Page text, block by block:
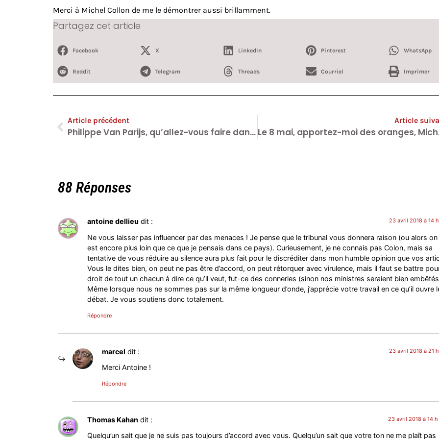
Partagez cet article
Merci à Michel Collon de me le démontrer aussi brillamment.
Facebook X LinkedIn Pinterest WhatsApp
Reddit Telegram Threads Courriel Imprimer
Article précédent
Philippe Van Parijs, qu’allez-vous faire dans la galère conspirationniste de Michel Collon ?
Article
Le 8
88 Réponses
antoine dellieu dit : 23 avril 2018 à 14
Ne vous laisser pas influencer par des menaces ! Je pense que le tribunal vous donnera raison (ou alors on
est encore plus loin que ce que je pensais dans ce pays). Curieusement, je ne connais pas Colon, mais sa
tentative de vous réduire au silence aura plus fait pour le discréditer dans mon humble opinion que vos
Vous le dites bien, on peut ne pas être d’accord, on peut rétorquer avec virulence, mais il faut se battre
droit de tout un chacun à dire ce qu’il veut, fut-ce des conneries (sinon nos ministres seraient bien
Même lorsque nous ne sommes pas sur la même longueur d’onde, j’apprécie votre travail en ce qu’il ouvre
débat. Je vous soutiens donc totalement.
Répondre
marcel dit : 23 avril 2018 à 21
Merci Antoine !
Répondre
Thomas Kahan dit : 23 avril 2018 à 14
Quelqu’un sait que je ne suis pas toujours d’accord avec vous. Quelqu’un sait que votre ton ne me plaît pas